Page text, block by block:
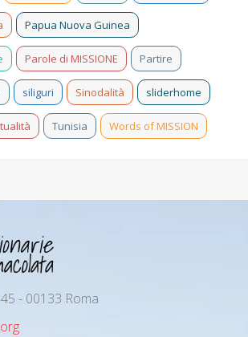
Papua Nuova Guinea
Parole di MISSIONE Partire
siliguri Sinodalità sliderhome
Tunisia Words of MISSION
- 00133 Roma